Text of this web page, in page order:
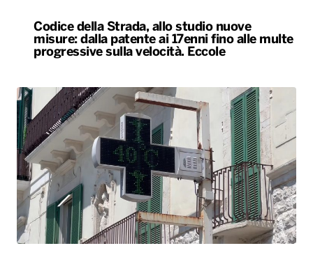
Codice della Strada, allo studio nuove
misure: dalla patente ai 17enni fino alle multe
progressive sulla velocità. Eccole